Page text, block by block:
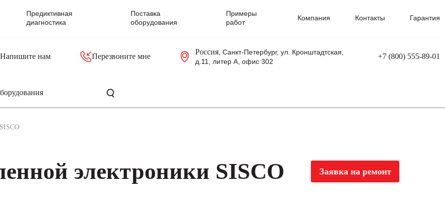
Предиктивная
диагностика
Поставка
оборудования
Примеры
работ
Компания Контакты Гарантия
Напишите нам Перезвоните мне
Россия, Санкт-Петербург, ул. Кронштадтская,
д.11, литер А, офис 302
+7 (800) 555-89-01
SISCO
электроники SISCO Заявка на ремонт